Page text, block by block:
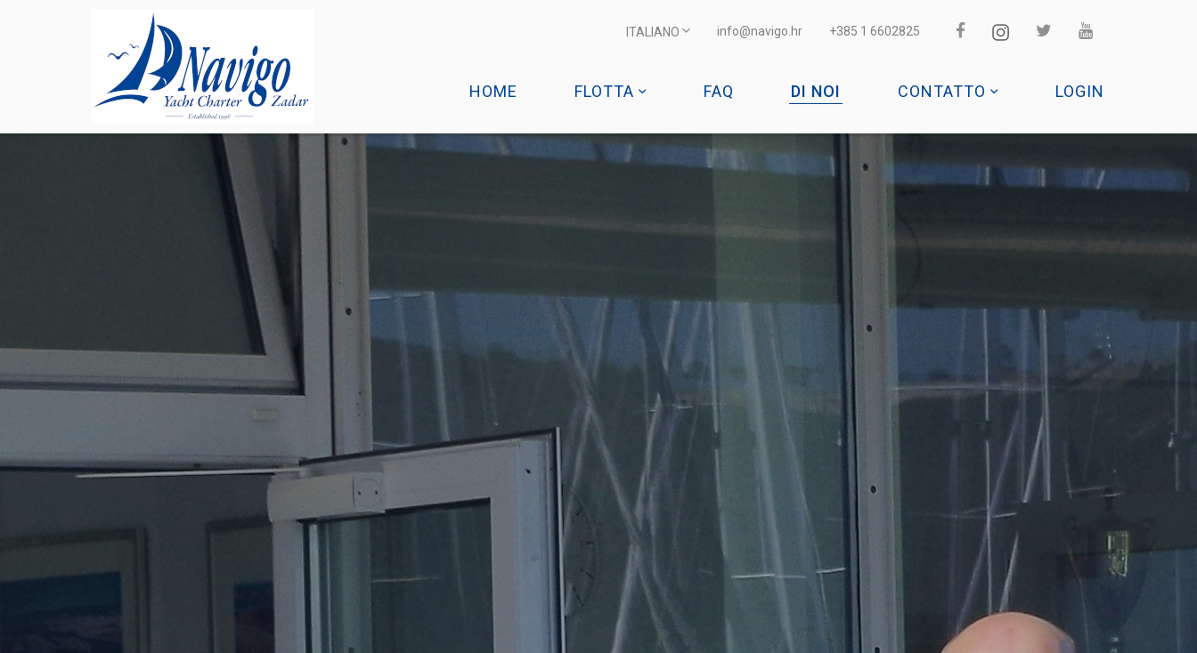
ITALIANO info@navigo.hr +385 1 6602825
HOME FLOTTA FAQ DI NOI CONTATTO LOGIN